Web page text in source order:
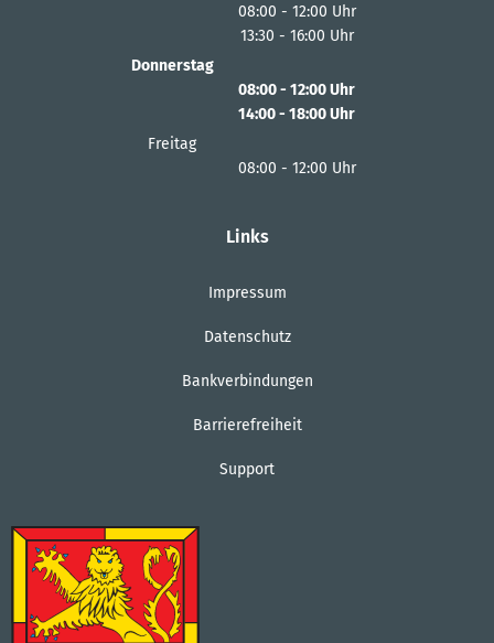
08:00 - 12:00 Uhr
Von 08:00 bis 12:00 Uhr
13:30 - 16:00 Uhr
Donnerstag
08:00- 12:00Uhr
Von 08:00 bis 12:00 Uhr
14:00- 18:00Uhr
Freitag
08:00 - 12:00 Uhr
Links
Impressum
Datenschutz
Bankverbindungen
Barrierefreiheit
Support